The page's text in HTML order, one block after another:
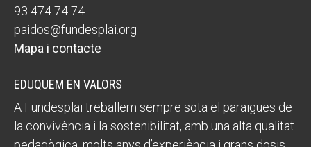
93 474 74 74
paidos@fundesplai.org
Mapa i contacte
EDUQUEM EN VALORS
A Fundesplai treballem sempre sota el paraigües de
la convivència i la sostenibilitat, amb una alta qualitat
Fundesplai als mitjans
Xarxes socials
COL·LABORA
Fes voluntariat